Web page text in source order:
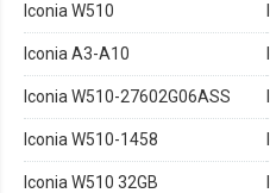
Iconia W510
Iconia A3-A10
Iconia W510-27602G06ASS
Iconia W510-1458
Iconia W510 32GB